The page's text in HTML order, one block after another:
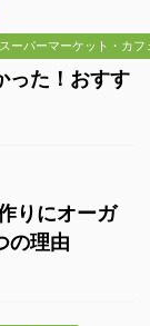
ーパーマーケット・カ
った！おすす
りにオーガ
の理由